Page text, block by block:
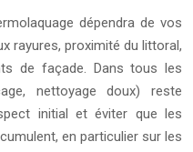
dépendra de vos
rayures, proximité du littoral,
de façade. Dans tous les
nettoyage doux) reste
initial et éviter que les
en particulier sur les